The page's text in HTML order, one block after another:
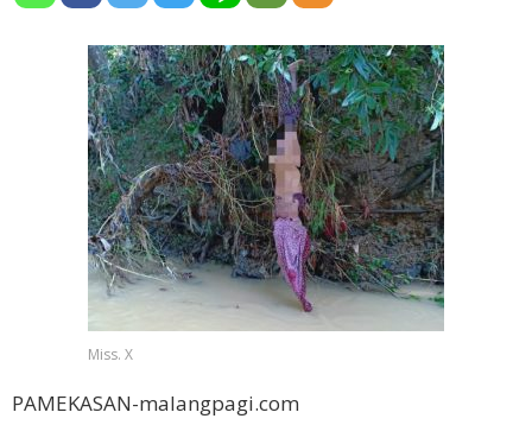
Miss. X
PAMEKASAN-malangpagi.com